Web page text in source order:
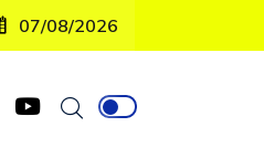
07/08/2026